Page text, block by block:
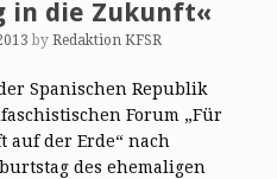
in die Zukunft«
by Redaktion KFSR
Spanischen Republik
Forum „Für
auf der Erde“ nach
des ehemaligen